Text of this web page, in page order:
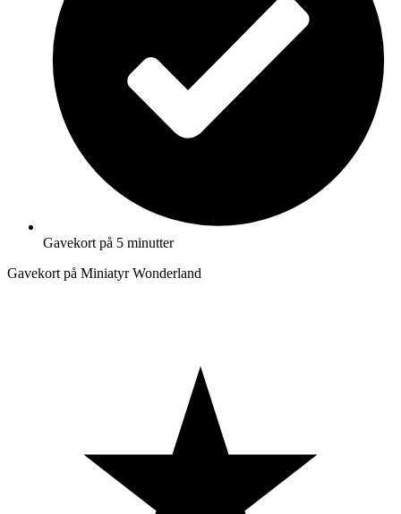
Gavekort på 5 minutter
Gavekort på Miniatyr Wonderland